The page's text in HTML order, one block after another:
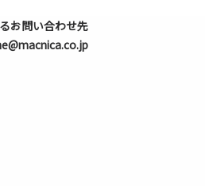
お問い合わせ先